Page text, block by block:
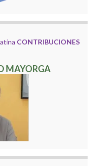
CONTRIBUCIONES
MAYORGA